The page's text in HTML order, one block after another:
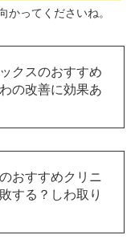
かってくださいね。
クスのおすすめ
の改善に効果あ
おすすめクリニ
する？しわ取り